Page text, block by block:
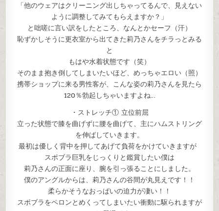
「他のウェアはクリーニング出しちゃってるんで、見えない
ように調整してみてもらえますか？」
と咄嗟に言い訳をしたところ、なんとかセーフ（汗）
恥ずかしそうに更衣室から出てきた莉乃さんをチラっとみる
と
もはや水着状態です（笑）
そのまま抱き倒してしまいたいほど、めっちゃエロい（照）
携帯ショップに来る男性客が、こんな姿の莉乃さんを見たら
120％勃起しちゃいますよね…
・ストレッチ① 立位前屈
立った状態で膝を曲げずに腰を曲げて、主にハムストリング
を伸ばしていきます。
最初は優しく背中を押してあげて負荷をかけていきますが
スポブラ巨乳をじっくりと鑑賞したい僕は
莉乃さんの正面に座り、腕を引っ張ることにしました。
僕のアングルからは、莉乃さんの谷間が丸見えです！！
柔らかそうなおっぱいの迫力が凄い！！
スポブラをペロンとめくってしまいたい衝動に駆られますが